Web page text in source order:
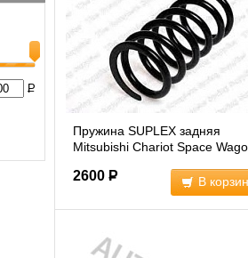
Р
Пружина SUPLEX задняя
Mitsubishi Chariot Space
2600 Р В